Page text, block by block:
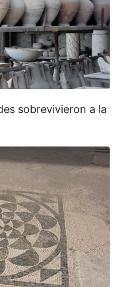
sobrevivieron a la